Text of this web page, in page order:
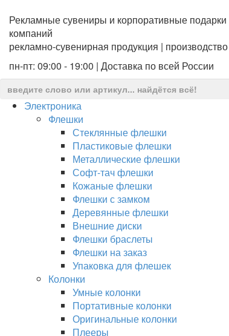
Рекламные сувениры и корпоративные
компаний
рекламно-сувенирная продукция | производство
пн-пт: 09:00 - 19:00 | Доставка по всей России
Электроника
Флешки
Стеклянные флешки
Пластиковые флешки
Металлические флешки
Софт-тач флешки
Кожаные флешки
Флешки с замком
Деревянные флешки
Внешние диски
Флешки браслеты
Флешки на заказ
Упаковка для флешек
Колонки
Умные колонки
Портативные колонки
Оригинальные колонки
Плееры